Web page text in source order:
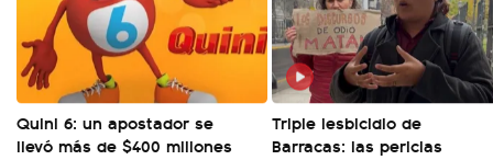
Quini 6: un apostador se
llevó más de $400 millones
Triple lesbicidio de
Barracas: las pericias